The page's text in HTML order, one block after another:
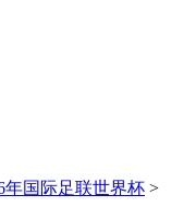
年国际足联世界杯 >